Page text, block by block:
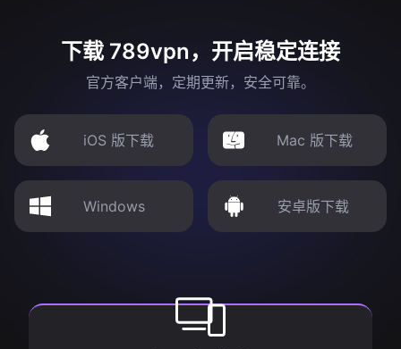
下载 789vpn，开启稳定连接
官方客户端，定期更新，安全可靠。
iOS 版下载 Mac 版下载
Windows 安卓版下载